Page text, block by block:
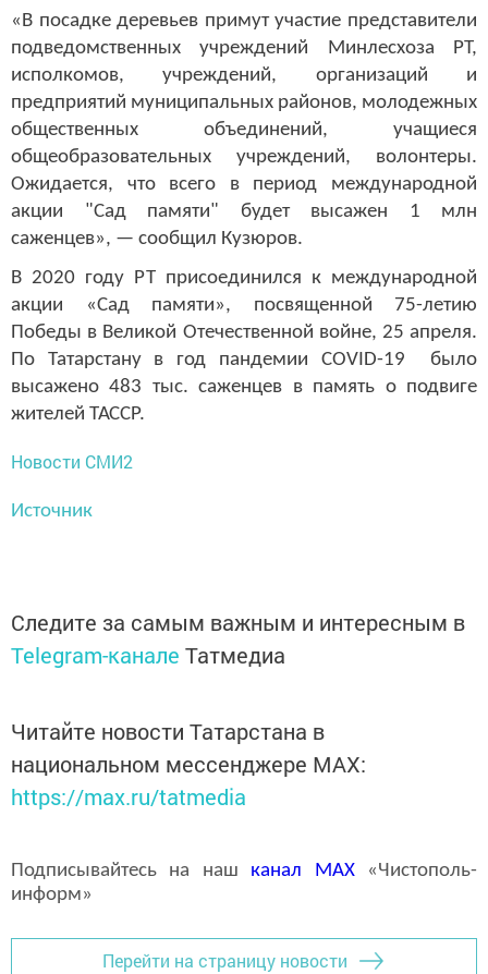
«В посадке деревьев примут участие представители
подведомственных учреждений Минлесхоза РТ,
исполкомов, учреждений, организаций и
предприятий муниципальных районов, молодежных
общественных объединений, учащиеся
общеобразовательных учреждений, волонтеры.
Ожидается, что всего в период международной
акции "Сад памяти" будет высажен 1 млн
саженцев», — сообщил Кузюров.
В 2020 году РТ присоединился к международной
акции «Сад памяти», посвященной 75-летию
Победы в Великой Отечественной войне, 25 апреля.
По Татарстану в год пандемии COVID-19 было
высажено 483 тыс. саженцев в память о подвиге
жителей ТАССР.
Новости СМИ2
Источник
Следите за самым важным и интересным в
Telegram-канале Татмедиа
Читайте новости Татарстана в
национальном мессенджере MАХ:
https://max.ru/tatmedia
Подписывайтесь на наш канал MAX«Чистополь-
информ»
Перейти на страницу новости